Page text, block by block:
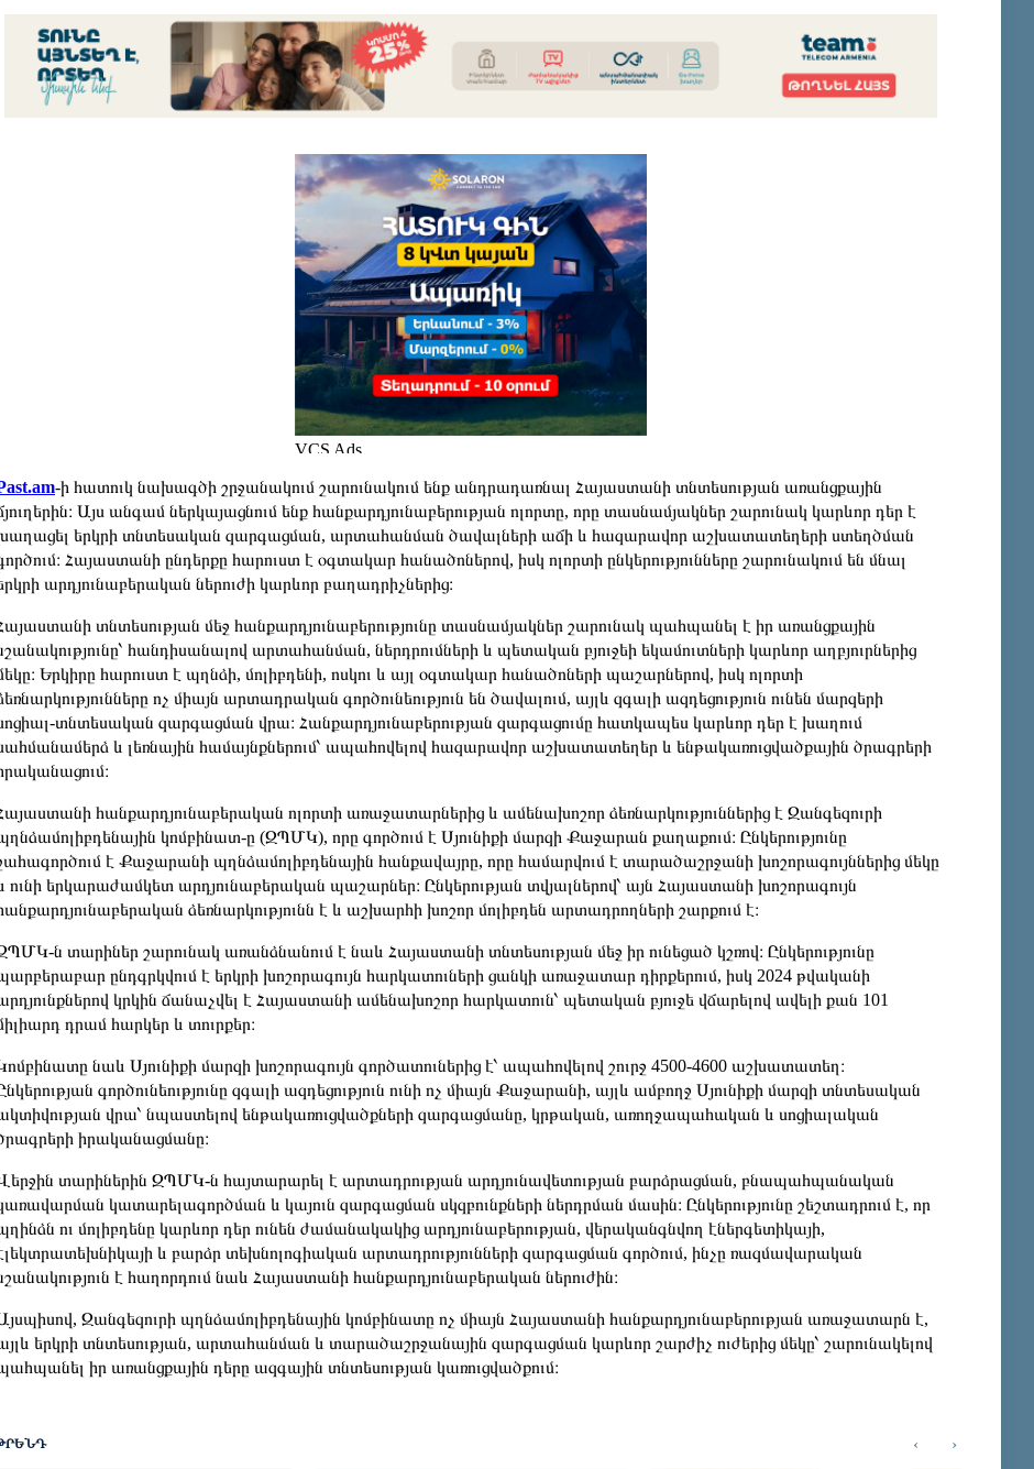
-ի հատուկ նախագծի շրջանակում շարունակում ենք անդրադառնալ Հայաստանի տնտեսության առանցքային
Այս անգամ ներկայացնում ենք հանքարդյունաբերության ոլորտը, որը տասնամյակներ շարունակ կարևոր դեր է
երկրի տնտեսական զարգացման, արտահանման ծավալների աճի և հազարավոր աշխատատեղերի ստեղծման
Հայաստանի ընդերքը հարուստ է օգտակար հանածոներով, իսկ ոլորտի ընկերությունները շարունակում են մնալ
արդյունաբերական ներուժի կարևոր բաղադրիչներից։
տնտեսության մեջ հանքարդյունաբերությունը տասնամյակներ շարունակ պահպանել է իր առանցքային
հանդիսանալով արտահանման, ներդրումների և պետական բյուջեի եկամուտների կարևոր աղբյուրներից
Երկիրը հարուստ է պղնձի, մոլիբդենի, ոսկու և այլ օգտակար հանածոների պաշարներով, իսկ ոլորտի
ոչ միայն արտադրական գործունեություն են ծավալում, այլև զգալի ազդեցություն ունեն մարզերի
տնտեսական զարգացման վրա։ Հանքարդյունաբերության զարգացումը հատկապես կարևոր դեր է խաղում
և լեռնային համայնքներում՝ ապահովելով հազարավոր աշխատատեղեր և ենթակառուցվածքային ծրագրերի
հանքարդյունաբերական ոլորտի առաջատարներից և ամենախոշոր ձեռնարկություններից է Զանգեզուրի
կոմբինատ-ը (ԶՊՄԿ), որը գործում է Սյունիքի մարզի Քաջարան քաղաքում։ Ընկերությունը
է Քաջարանի պղնձամոլիբդենային հանքավայրը, որը համարվում է տարածաշրջանի խոշորագույններից մեկը
ունի երկարաժամկետ արդյունաբերական պաշարներ։ Ընկերության տվյալներով՝ այն Հայաստանի խոշորագույն
ձեռնարկությունն է և աշխարհի խոշոր մոլիբդեն արտադրողների շարքում է։
ն տարիներ շարունակ առանձնանում է նաև Հայաստանի տնտեսության մեջ իր ունեցած կշռով։ Ընկերությունը
ընդգրկվում է երկրի խոշորագույն հարկատուների ցանկի առաջատար դիրքերում, իսկ 2024 թվականի
կրկին ճանաչվել է Հայաստանի ամենախոշոր հարկատուն՝ պետական բյուջե վճարելով ավելի քան 101
դրամ հարկեր և տուրքեր։
նաև Սյունիքի մարզի խոշորագույն գործատուներից է՝ ապահովելով շուրջ 4500-4600 աշխատատեղ։
գործունեությունը զգալի ազդեցություն ունի ոչ միայն Քաջարանի, այլև ամբողջ Սյունիքի մարզի տնտեսական
վրա՝ նպաստելով ենթակառուցվածքների զարգացմանը, կրթական, առողջապահական և սոցիալական
իրականացմանը։
տարիներին ԶՊՄԿ-ն հայտարարել է արտադրության արդյունավետության բարձրացման, բնապահպանական
կատարելագործման և կայուն զարգացման սկզբունքների ներդրման մասին։ Ընկերությունը շեշտադրում է, որ
ու մոլիբդենը կարևոր դեր ունեն ժամանակակից արդյունաբերության, վերականգնվող էներգետիկայի,
և բարձր տեխնոլոգիական արտադրությունների զարգացման գործում, ինչը ռազմավարական
է հաղորդում նաև Հայաստանի հանքարդյունաբերական ներուժին։
Զանգեզուրի պղնձամոլիբդենային կոմբինատը ոչ միայն Հայաստանի հանքարդյունաբերության առաջատարն է,
երկրի տնտեսության, արտահանման և տարածաշրջանային զարգացման կարևոր շարժիչ ուժերից մեկը՝ շարունակելով
իր առանցքային դերը ազգային տնտեսության կառուցվածքում։
‹ ›